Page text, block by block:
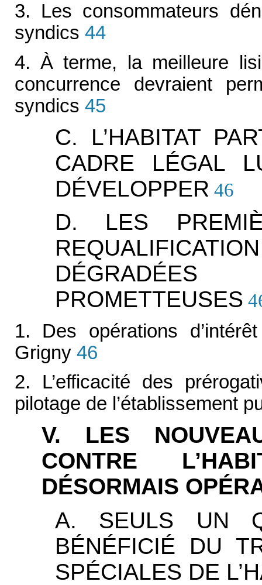
3. Les consommateurs
syndics 44
4. À terme, la meilleure
concurrence devraient
syndics 45
C. L’HABITAT
CADRE LÉGAL
DÉVELOPPER 46
D. LES
PROMETTEUSES
1. Des opérations
Grigny46
2. L’efficacité des
pilotage de l’établissement
V. LES
CONTRE
DÉSORMAIS
A. SEULS UN
BÉNÉFICIÉ DU
SPÉCIALES DE